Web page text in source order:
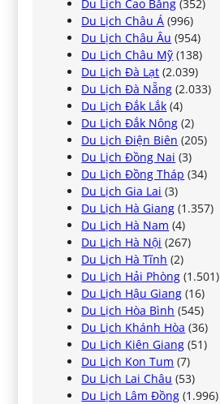
Du Lịch Cao Bằng (352)
Du Lịch Châu Á (996)
Du Lịch Châu Âu (954)
Du Lịch Châu Mỹ (138)
Du Lịch Đà Lạt (2.039)
Du Lịch Đà Nẵng (2.033)
Du Lịch Đắk Lắk (4)
Du Lịch Đắk Nông (2)
Du Lịch Điện Biên (205)
Du Lịch Đồng Nai (3)
Du Lịch Đồng Tháp (34)
Du Lịch Gia Lai (3)
Du Lịch Hà Giang (1.357)
Du Lịch Hà Nam (4)
Du Lịch Hà Nội (267)
Du Lịch Hà Tĩnh (2)
Du Lịch Hải Phòng (1.501)
Du Lịch Hậu Giang (16)
Du Lịch Hòa Bình (545)
Du Lịch Khánh Hòa (36)
Du Lịch Kiên Giang (51)
Du Lịch Kon Tum (7)
Du Lịch Lai Châu (53)
Du Lịch Lâm Đồng (1.996)